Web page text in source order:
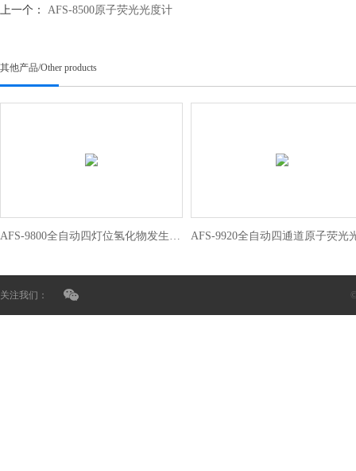
上一个： AFS-8500原子荧光光度计
其他产品/Other products
AFS-9800全自动四灯位氢化物发生原子荧光光度计
关注我们：